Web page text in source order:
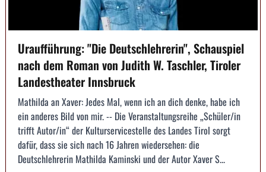
Uraufführung: "Die Deutsch­lehrerin", Schauspiel
nach dem Roman von Judith W. Taschler, Tiroler
Landestheater Innsbruck
Mathilda an Xaver: Jedes Mal, wenn ich an dich denke, habe ich
ein anderes Bild von mir. -- Die Veranstaltungsreihe „Schüler/in
trifft Autor/in“ der Kulturservicestelle des Landes Tirol sorgt
dafür, dass sie sich nach 16 Jahren wiedersehen: die
Deutschlehrerin Mathilda Kaminski und der Autor Xaver S...